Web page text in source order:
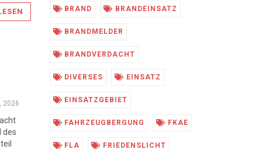
2026
des
BRAND BRANDEINSATZ
BRANDMELDER
BRANDVERDACHT
DIVERSES EINSATZ
EINSATZGEBIET
FAHRZEUGBERGUNG FKAE
FLA FRIEDENSLICHT